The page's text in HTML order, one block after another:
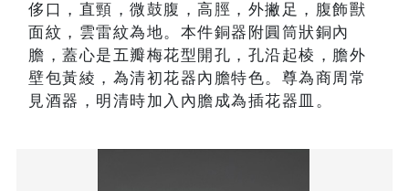
侈口，直頸，微鼓腹，高脛，外撇足，腹飾獸
面紋，雲雷紋為地。本件銅器附圓筒狀銅內
膽，蓋心是五瓣梅花型開孔，孔沿起棱，膽外
壁包黃綾，為清初花器內膽特色。尊為商周常
見酒器，明清時加入內膽成為插花器皿。